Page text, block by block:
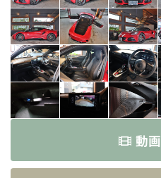
動